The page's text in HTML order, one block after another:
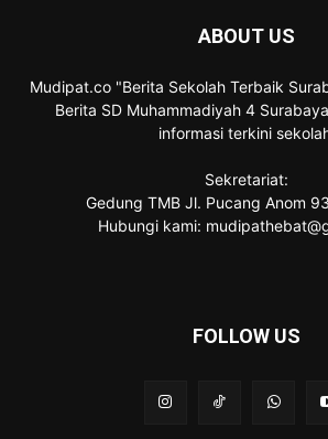
ABOUT US
Mudipat.co "Berita Sekolah Terbaik
Berita SD Muhammadiyah 4
informasi terkini
Sekretariat:
Gedung TMB Jl. Pucang Anom
Hubungi kami:
FOLLOW US